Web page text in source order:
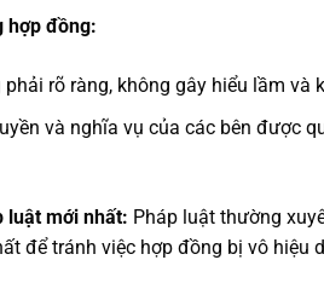
hợp đồng:
rõ ràng, không gây hiểu lầm và
và nghĩa vụ của các bên được
luật mới nhất: Pháp luật thường
để tránh việc hợp đồng bị vô hiệu